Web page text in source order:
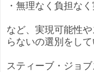
・無理なく負担な
など、実現可能性
らないの選別をして
スティーブ・ジョ